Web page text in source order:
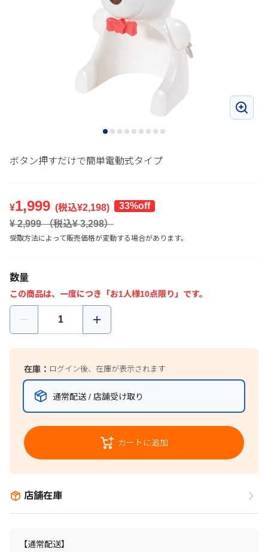
ボタン押すだけで簡単電動式タイプ
¥1,999 (税込¥2,198)
33%off
¥ 2,999（税込¥3,298）
受取方法によって販売価格が変動する場合があります。
数量
この商品は、一度につき「お1人様10点限り」です。
在庫： ログイン後、在庫が表示されます
通常配送 / 店舗受け取り
カートに追加
店舗在庫
【通常配送】